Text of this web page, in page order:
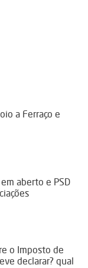
a Ferraço e
aberto e PSD
o Imposto de
declarar? qual